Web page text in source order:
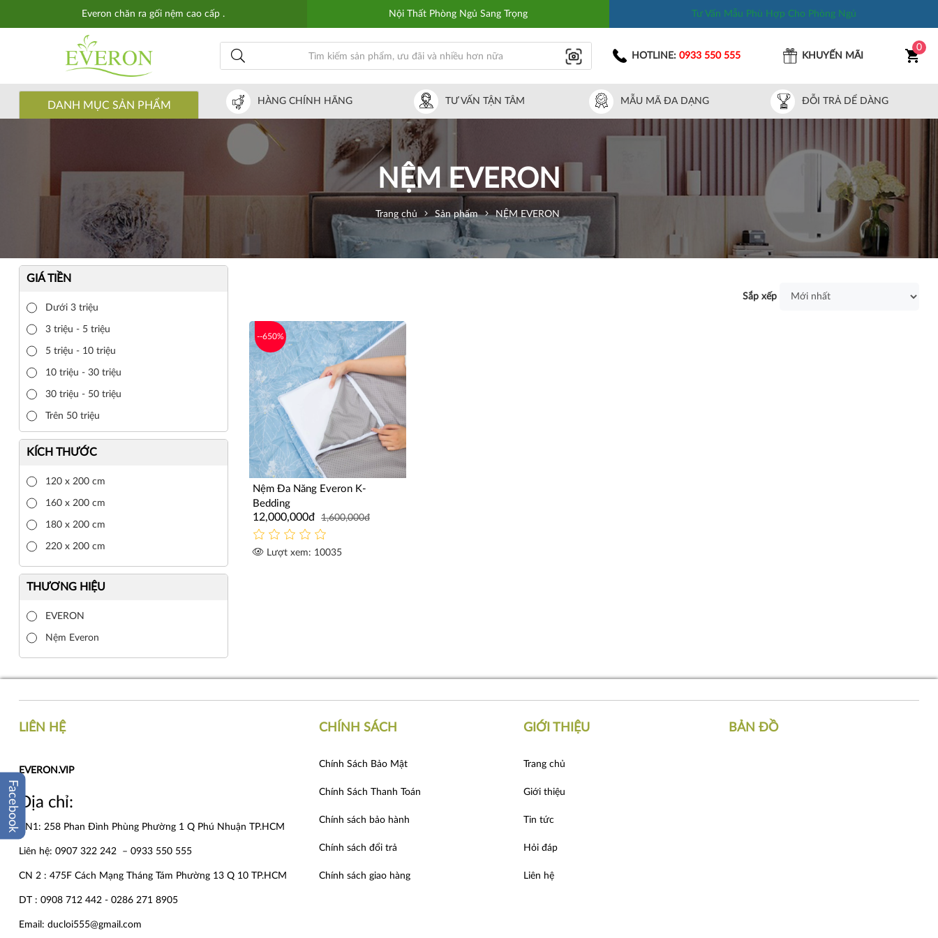
Everon chăn ra gối nệm cao cấp . Nội Thất Phòng Ngủ Sang Trọng Tư Vấn Mẫu Phù Hợp Cho Phòng Ngủ
HOTLINE:0933 550 555 KHUYẾN MÃI
0
DANH MỤC SẢN PHẨM HÀNG CHÍNH HÃNG TƯ VẤN TẬN TÂM MẪU MÃ ĐA DẠNG ĐỖI TRẢ DỂ DÀNG
NỆM EVERON
Trang chủ Sản phẩm NỆM EVERON
GIÁ TIỀN
Dưới 3 triệu
3 triệu - 5 triệu
5 triệu - 10 triệu
10 triệu - 30 triệu
30 triệu - 50 triệu
Trên 50 triệu
KÍCH THƯỚC
120 x 200 cm
160 x 200 cm
180 x 200 cm
220 x 200 cm
THƯƠNG HIỆU
EVERON
Nệm Everon
Sắp xếp
--650%
Nệm Đa Năng Everon K-
Bedding
12,000,000đ 1,600,000đ
Lượt xem: 10035
LIÊN HỆ
EVERON.VIP
Địa chỉ:
CN1: 258 Phan Đình Phùng Phường 1 Q Phú Nhuận TP.HCM
Liên hệ: 0907 322 242 – 0933 550 555
CN 2 : 475F Cách Mạng Tháng Tám Phường 13 Q 10 TP.HCM
DT : 0908 712 442 - 0286 271 8905
Email: ducloi555@gmail.com
CHÍNH SÁCH
Chính Sách Bảo Mật
Chính Sách Thanh Toán
Chính sách bảo hành
Chính sách đổi trả
Chính sách giao hàng
GIỚI THIỆU
Trang chủ
Giới thiệu
Tin tức
Hỏi đáp
Liên hệ
BẢN ĐỒ
Facebook